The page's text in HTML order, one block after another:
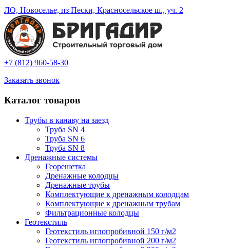
ЛО, Новоселье, пз Пески, Красносельское ш., уч. 2
+7 (812) 960-58-30
Заказать звонок
Каталог товаров
Трубы в канаву на заезд
Труба SN 4
Труба SN 6
Труба SN 8
Дренажные системы
Георешетка
Дренажные колодцы
Дренажные трубы
Комплектующие к дренажным колодцам
Комплектующие к дренажным трубам
Фильтрационные колодцы
Геотекстиль
Геотекстиль иглопробивной 150 г/м2
Геотекстиль иглопробивной 200 г/м2